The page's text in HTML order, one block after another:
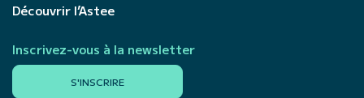
Découvrir l’Astee
Inscrivez-vous à la newsletter
S'INSCRIRE